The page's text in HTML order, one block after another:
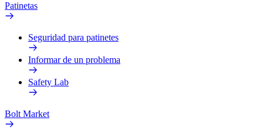
Patinetas
Seguridad para patinetes
Informar de un problema
Safety Lab
Bolt Market